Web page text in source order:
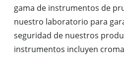
gama de instrumentos de
nuestro laboratorio para
seguridad de nuestros
instrumentos incluyen